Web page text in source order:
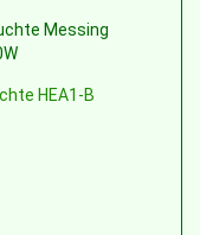
HEA1-B